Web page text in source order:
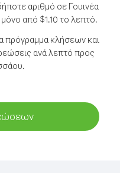
αριθμό σε Γουινέα
από $1.10 το λεπτό.
πρόγραμμα κλήσεων και
ανά λεπτό προς